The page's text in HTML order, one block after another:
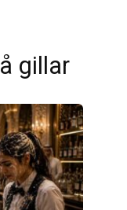
gillar